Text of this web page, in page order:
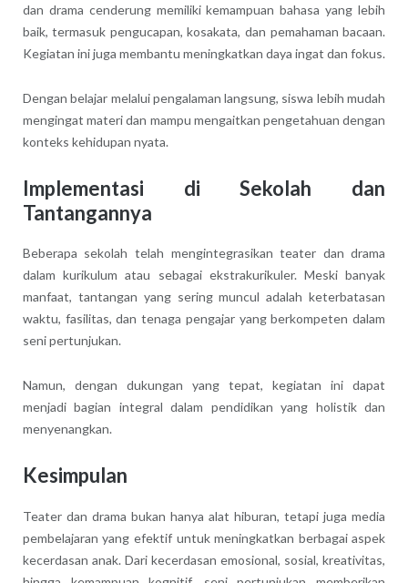
dan drama cenderung memiliki kemampuan bahasa yang lebih
baik, termasuk pengucapan, kosakata, dan pemahaman bacaan.
Kegiatan ini juga membantu meningkatkan daya ingat dan fokus.
Dengan belajar melalui pengalaman langsung, siswa lebih mudah
mengingat materi dan mampu mengaitkan pengetahuan dengan
konteks kehidupan nyata.
Implementasi di Sekolah dan
Tantangannya
Beberapa sekolah telah mengintegrasikan teater dan drama
dalam kurikulum atau sebagai ekstrakurikuler. Meski banyak
manfaat, tantangan yang sering muncul adalah keterbatasan
waktu, fasilitas, dan tenaga pengajar yang berkompeten dalam
seni pertunjukan.
Namun, dengan dukungan yang tepat, kegiatan ini dapat
menjadi bagian integral dalam pendidikan yang holistik dan
menyenangkan.
Kesimpulan
Teater dan drama bukan hanya alat hiburan, tetapi juga media
pembelajaran yang efektif untuk meningkatkan berbagai aspek
kecerdasan anak. Dari kecerdasan emosional, sosial, kreativitas,